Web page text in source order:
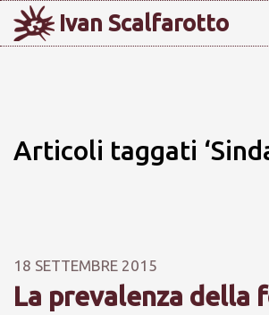
Ivan Scalfarotto
Articoli taggati
18 SETTEMBRE 2015
La prevalenza della